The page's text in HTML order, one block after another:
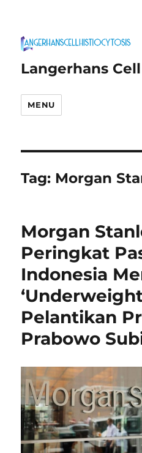
Langerhans
MENU
Tag: Morgan
Morgan
Peringkat
Indonesia
Pelantikan
Prabowo